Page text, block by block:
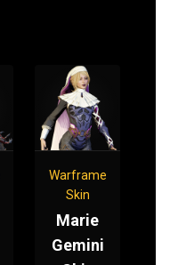
Warframe
Skin
Marie
Gemini